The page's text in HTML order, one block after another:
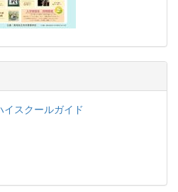
イスクールガイド